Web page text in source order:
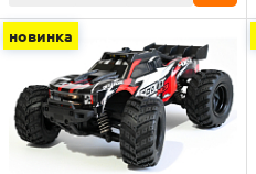
новинка